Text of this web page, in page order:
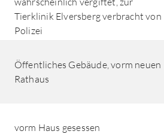
Tierklinik Elversberg verbracht von
Polizei
Öffentliches Gebäude, vorm neuen
Rathaus
vorm Haus gesessen